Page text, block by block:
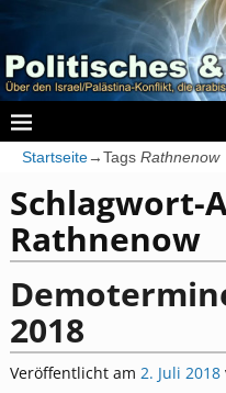
Startseite→Tags Rathnenow
Schlagwort-
Rathnenow
2018
Veröffentlicht am 2. Juli 2018